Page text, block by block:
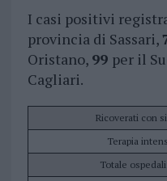
I casi positivi
provincia di Sassari,
Oristano, 99 per il
Cagliari.
Ricoverati con
Terapia
Totale